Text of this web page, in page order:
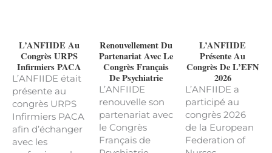
L’ANFIIDE Au
Congrès URPS
Infirmiers PACA
L’ANFIIDE était
présente au
congrès URPS
Infirmiers PACA
afin d’échanger
avec les
Renouvellement Du
Partenariat Avec Le
Congrès Français
De Psychiatrie
L’ANFIIDE
renouvelle son
partenariat avec
le Congrès
Français de
L’ANFIIDE
Présente Au
Congrès De L’EFN
2026
L’ANFIIDE a
participé au
congrès 2026
de la European
Federation of